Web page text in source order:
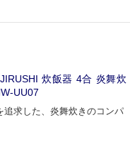
炊飯器 4合 炎舞炊
UU07
追求した、炎舞炊きのコンパ